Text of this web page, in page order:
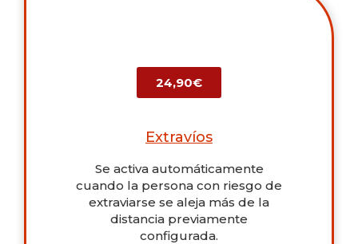
24,90€
Extravíos
Se activa automáticamente
cuando la persona con riesgo de
extraviarse se aleja más de la
distancia previamente
configurada.